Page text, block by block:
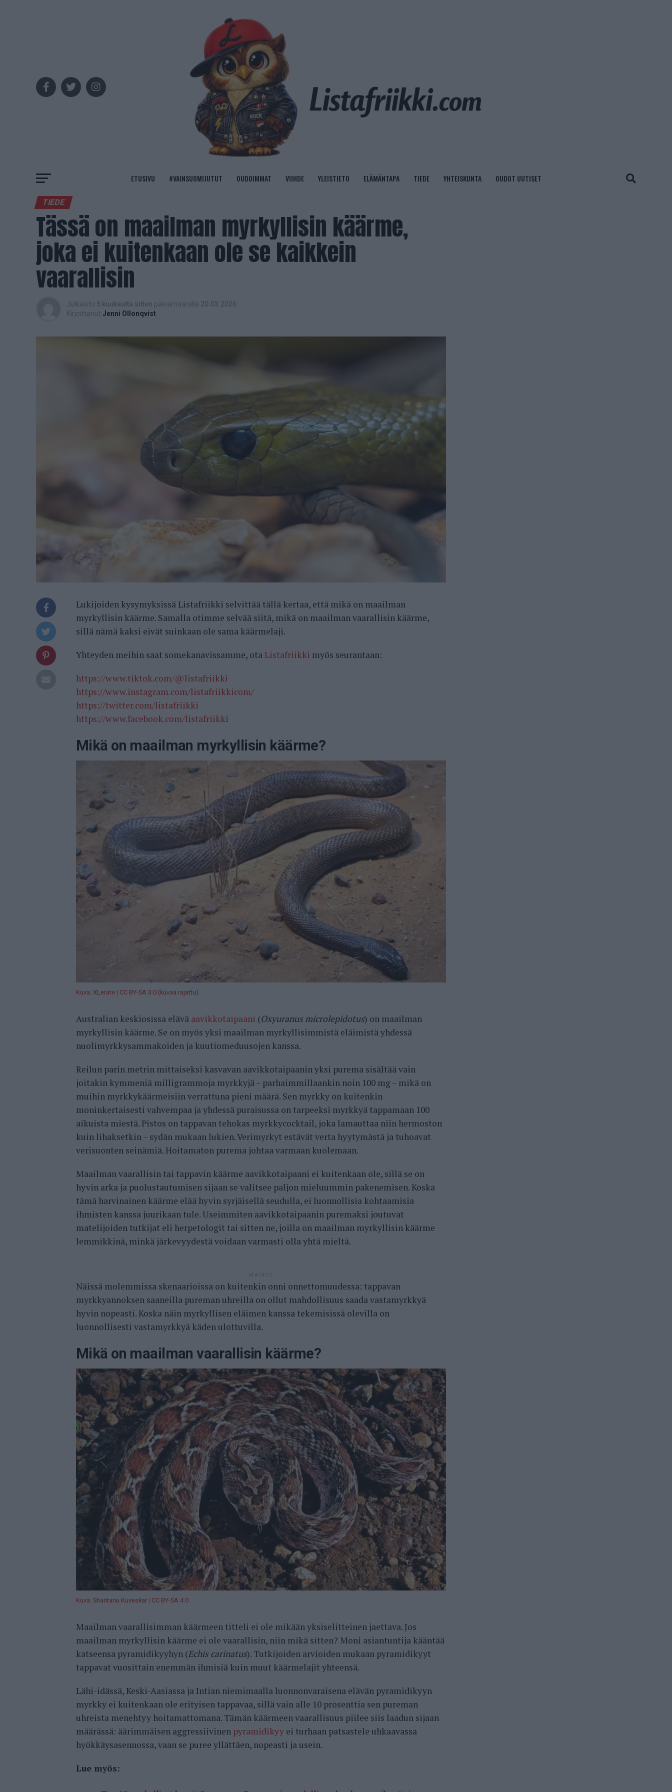
ETUSIVU #VAINSUOMIJUTUT OUDOIMMAT VIIHDE YLEISTIETO ELÄMÄNTAPA TIEDE YHTEISKUNTA OUDOT UUTISET
TIEDE
Tässä on maailman myrkyllisin käärme,
joka ei kuitenkaan ole se kaikkein
vaarallisin
Julkaistu 5 kuukautta sitten päivämäärällä 20.03.2026
Kirjoittanut Jenni Ollonqvist
Lukijoiden kysymyksissä Listafriikki selvittää tällä kertaa, että mikä on maailman
myrkyllisin käärme. Samalla otimme selvää siitä, mikä on maailman vaarallisin käärme,
sillä nämä kaksi eivät suinkaan ole sama käärmelaji.
Yhteyden meihin saat somekanavissamme, ota Listafriikki myös seurantaan:
https://www.tiktok.com/@listafriikki
https://www.instagram.com/listafriikkicom/
https://twitter.com/listafriikki
https://www.facebook.com/listafriikki
Mikä on maailman myrkyllisin käärme?
Kuva: XLerate | CC BY-SA 3.0 (kuvaa rajattu)
Australian keskiosissa elävä aavikkotaipaani (Oxyuranus microlepidotus) on maailman
myrkyllisin käärme. Se on myös yksi maailman myrkyllisimmistä eläimistä yhdessä
nuolimyrkkysammakoiden ja kuutiomeduusojen kanssa.
Reilun parin metrin mittaiseksi kasvavan aavikkotaipaanin yksi purema sisältää vain
joitakin kymmeniä milligrammoja myrkkyjä – parhaimmillaankin noin 100 mg – mikä on
muihin myrkkykäärmeisiin verrattuna pieni määrä. Sen myrkky on kuitenkin
moninkertaisesti vahvempaa ja yhdessä puraisussa on tarpeeksi myrkkyä tappamaan 100
aikuista miestä. Pistos on tappavan tehokas myrkkycocktail, joka lamauttaa niin hermoston
kuin lihaksetkin – sydän mukaan lukien. Verimyrkyt estävät verta hyytymästä ja tuhoavat
verisuonten seinämiä. Hoitamaton purema johtaa varmaan kuolemaan.
Maailman vaarallisin tai tappavin käärme aavikkotaipaani ei kuitenkaan ole, sillä se on
hyvin arka ja puolustautumisen sijaan se valitsee paljon mieluummin pakenemisen. Koska
tämä harvinainen käärme elää hyvin syrjäisellä seudulla, ei luonnollisia kohtaamisia
ihmisten kanssa juurikaan tule. Useimmiten aavikkotaipaanin puremaksi joutuvat
matelijoiden tutkijat eli herpetologit tai sitten ne, joilla on maailman myrkyllisin käärme
lemmikkinä, minkä järkevyydestä voidaan varmasti olla yhtä mieltä.
MAINOS
Näissä molemmissa skenaarioissa on kuitenkin onni onnettomuudessa: tappavan
myrkkyannoksen saaneilla pureman uhreilla on ollut mahdollisuus saada vastamyrkkyä
hyvin nopeasti. Koska näin myrkyllisen eläimen kanssa tekemisissä olevilla on
luonnollisesti vastamyrkkyä käden ulottuvilla.
Mikä on maailman vaarallisin käärme?
Kuva: Shantanu Kuveskar | CC BY-SA 4.0
Maailman vaarallisimman käärmeen titteli ei ole mikään yksiselitteinen jaettava. Jos
maailman myrkyllisin käärme ei ole vaarallisin, niin mikä sitten? Moni asiantuntija kääntää
katseensa pyramidikyyhyn (Echis carinatus). Tutkijoiden arvioiden mukaan pyramidikyyt
tappavat vuosittain enemmän ihmisiä kuin muut käärmelajit yhteensä.
Lähi-idässä, Keski-Aasiassa ja Intian niemimaalla luonnonvaraisena elävän pyramidikyyn
myrkky ei kuitenkaan ole erityisen tappavaa, sillä vain alle 10 prosenttia sen pureman
uhreista menehtyy hoitamattomana. Tämän käärmeen vaarallisuus piilee siis laadun sijaan
määrässä: äärimmäisen aggressiivinen pyramidikyy ei turhaan patsastele uhkaavassa
hyökkäysasennossa, vaan se puree yllättäen, nopeasti ja usein.
Lue myös: